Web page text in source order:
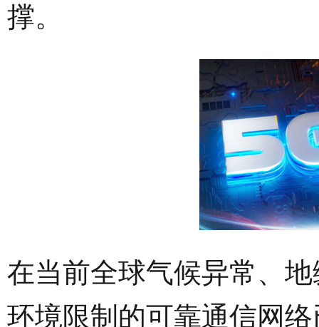
撑。
在当前全球气候异常、
环境限制的可靠通信网